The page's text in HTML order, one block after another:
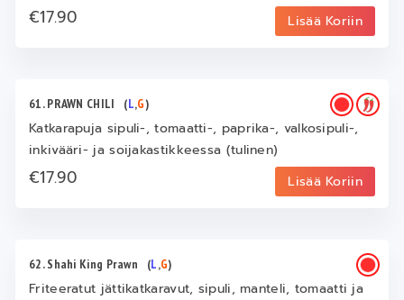
€17.90 Lisää Koriin
61. PRAWN CHILI (L,G)
Katkarapuja sipuli-, tomaatti-, paprika-, valkosipuli-,
inkivääri- ja soijakastikkeessa (tulinen)
€17.90 Lisää Koriin
62. Shahi King Prawn (L,G)
Friteeratut jättikatkaravut, sipuli, manteli, tomaatti ja